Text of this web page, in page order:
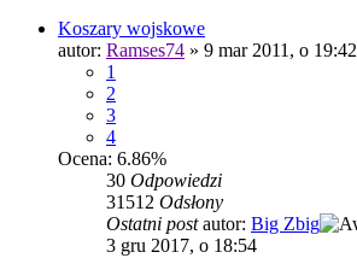
Koszary wojskowe
autor: Ramses74 » 9 mar 2011, o 19:42
1
2
3
4
Ocena: 6.86%
30 Odpowiedzi
31512 Odsłony
Ostatni postautor: Big Zbig
3 gru 2017, o 18:54